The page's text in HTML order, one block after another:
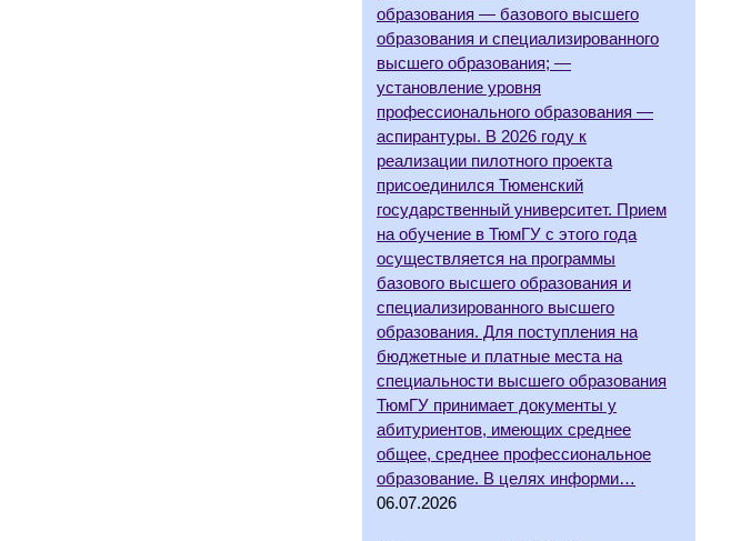
образования — базового высшего
образования и специализированного
высшего образования; —
установление уровня
профессионального образования —
аспирантуры. В 2026 году к
реализации пилотного проекта
присоединился Тюменский
государственный университет. Прием
на обучение в ТюмГУ с этого года
осуществляется на программы
базового высшего образования и
специализированного высшего
образования. Для поступления на
бюджетные и платные места на
специальности высшего образования
ТюмГУ принимает документы у
абитуриентов, имеющих среднее
общее, среднее профессиональное
образование. В целях информи…
06.07.2026